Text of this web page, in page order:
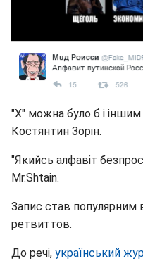
"Х" можна було б і
Костянтин Зорін.
"Якийсь алфавіт
Mr.Shtain.
Запис став популярним
ретвиттов.
До речі, український